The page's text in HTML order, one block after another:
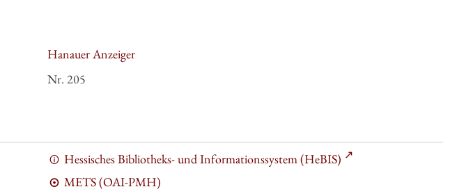
Hanauer Anzeiger
Nr. 205
Hessisches Bibliotheks- und Informationssystem (HeBIS)
METS (OAI-PMH)